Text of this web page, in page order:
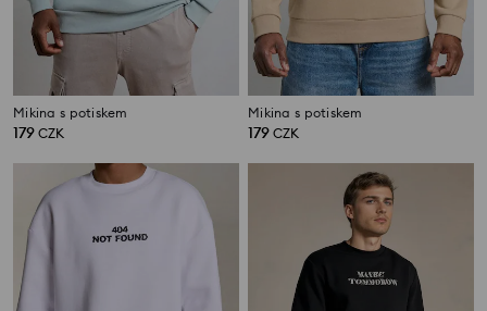
Mikina s potiskem
179 CZK
Mikina s potiskem
179 CZK